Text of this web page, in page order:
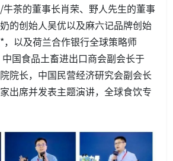
茶的董事长肖荣、野人先生的董事
的创始人吴优以及麻六记品牌创始
，以及荷兰合作银行全球策略师
国食品土畜进出口商会副会长于
院长，中国民营经济研究会副会长
出席并发表主题演讲，全球食饮专